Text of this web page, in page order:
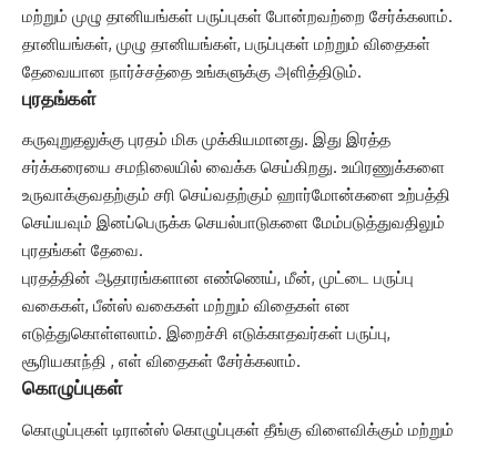
மற்றும் முழு தானியங்கள் பருப்புகள் போன்றவற்றை சேர்க்கலாம்.
தானியங்கள், முழு தானியங்கள், பருப்புகள் மற்றும் விதைகள்
தேவையான நார்ச்சத்தை உங்களுக்கு அளித்திடும்.
புரதங்கள்
கருவுறுதலுக்கு புரதம் மிக முக்கியமானது. இது இரத்த
சர்க்கரையை சமநிலையில் வைக்க செய்கிறது. உயிரணுக்களை
உருவாக்குவதற்கும் சரி செய்வதற்கும் ஹார்மோன்களை உற்பத்தி
செய்யவும் இனப்பெருக்க செயல்பாடுகளை மேம்படுத்துவதிலும்
புரதங்கள் தேவை.
புரதத்தின் ஆதாரங்களான எண்ணெய், மீன், முட்டை பருப்பு
வகைகள், பீன்ஸ் வகைகள் மற்றும் விதைகள் என
எடுத்துகொள்ளலாம். இறைச்சி எடுக்காதவர்கள் பருப்பு,
சூரியகாந்தி , எள் விதைகள் சேர்க்கலாம்.
கொழுப்புகள்
கொழுப்புகள் டிரான்ஸ் கொழுப்புகள் தீங்கு விளைவிக்கும் மற்றும்